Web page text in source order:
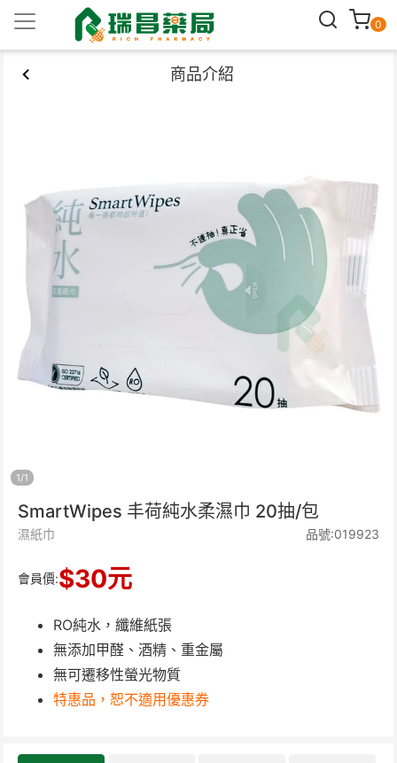
0
商品介紹
1/1
SmartWipes 丰荷純水柔濕巾 20抽/包
濕紙巾 品號:019923
會員價:$30元
RO純水，纖維紙張
無添加甲醛、酒精、重金屬
無可遷移性螢光物質
特惠品，恕不適用優惠券